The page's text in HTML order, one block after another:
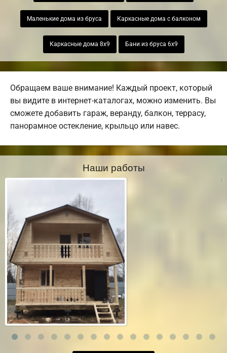
Маленькие дома из бруса Каркасные дома с балконом
Каркасные дома 8х9 Бани из бруса 6х9
Обращаем ваше внимание! Каждый проект, который
вы видите в интернет-каталогах, можно изменить. Вы
сможете добавить гараж, веранду, балкон, террасу,
панорамное остекление, крыльцо или навес.
Наши работы